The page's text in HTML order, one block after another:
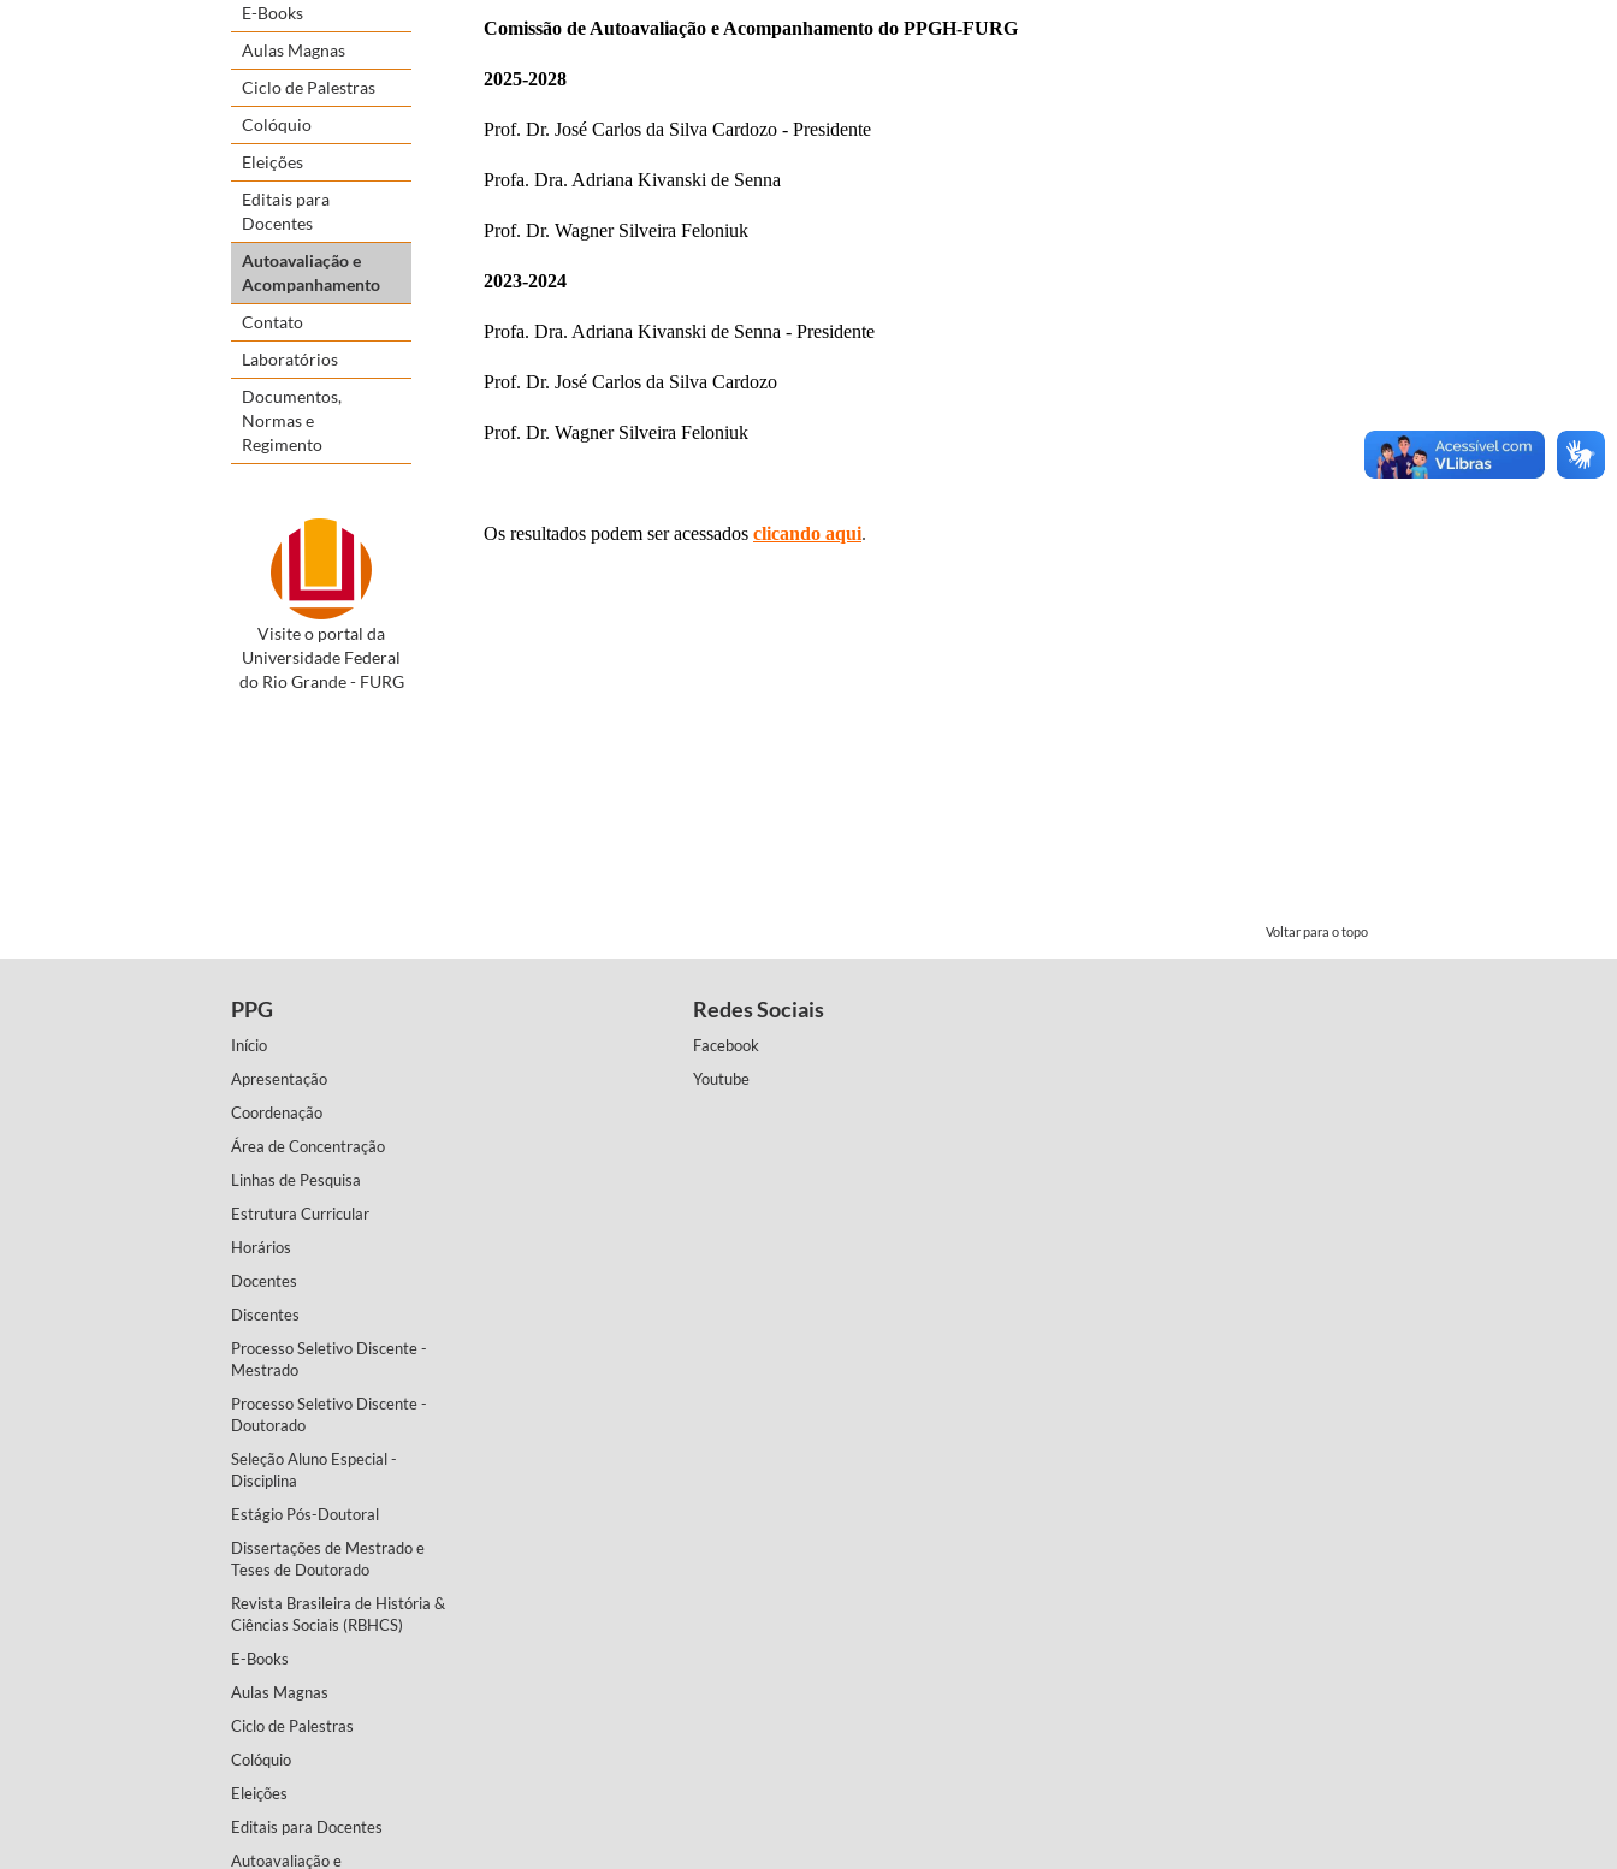
E-Books
Aulas Magnas
Ciclo de Palestras
Colóquio
Eleições
Editais para
Docentes
Autoavaliação e
Acompanhamento
Contato
Laboratórios
Documentos,
Normas e
Regimento
Visite o portal da
Universidade Federal
do Rio Grande - FURG
Comissão de Autoavaliação e Acompanhamento do PPGH-FURG
2025-2028
Prof. Dr. José Carlos da Silva Cardozo - Presidente
Profa. Dra. Adriana Kivanski de Senna
Prof. Dr. Wagner Silveira Feloniuk
2023-2024
Profa. Dra. Adriana Kivanski de Senna - Presidente
Prof. Dr. José Carlos da Silva Cardozo
Prof. Dr. Wagner Silveira Feloniuk
Os resultados podem ser acessados clicando aqui.
Voltar para o topo
PPG
Início
Apresentação
Coordenação
Área de Concentração
Linhas de Pesquisa
Estrutura Curricular
Horários
Docentes
Discentes
Processo Seletivo Discente -
Mestrado
Processo Seletivo Discente -
Doutorado
Seleção Aluno Especial -
Disciplina
Estágio Pós-Doutoral
Dissertações de Mestrado e
Teses de Doutorado
Revista Brasileira de História &
Ciências Sociais (RBHCS)
E-Books
Aulas Magnas
Ciclo de Palestras
Colóquio
Eleições
Editais para Docentes
Autoavaliação e
Redes Sociais
Facebook
Youtube